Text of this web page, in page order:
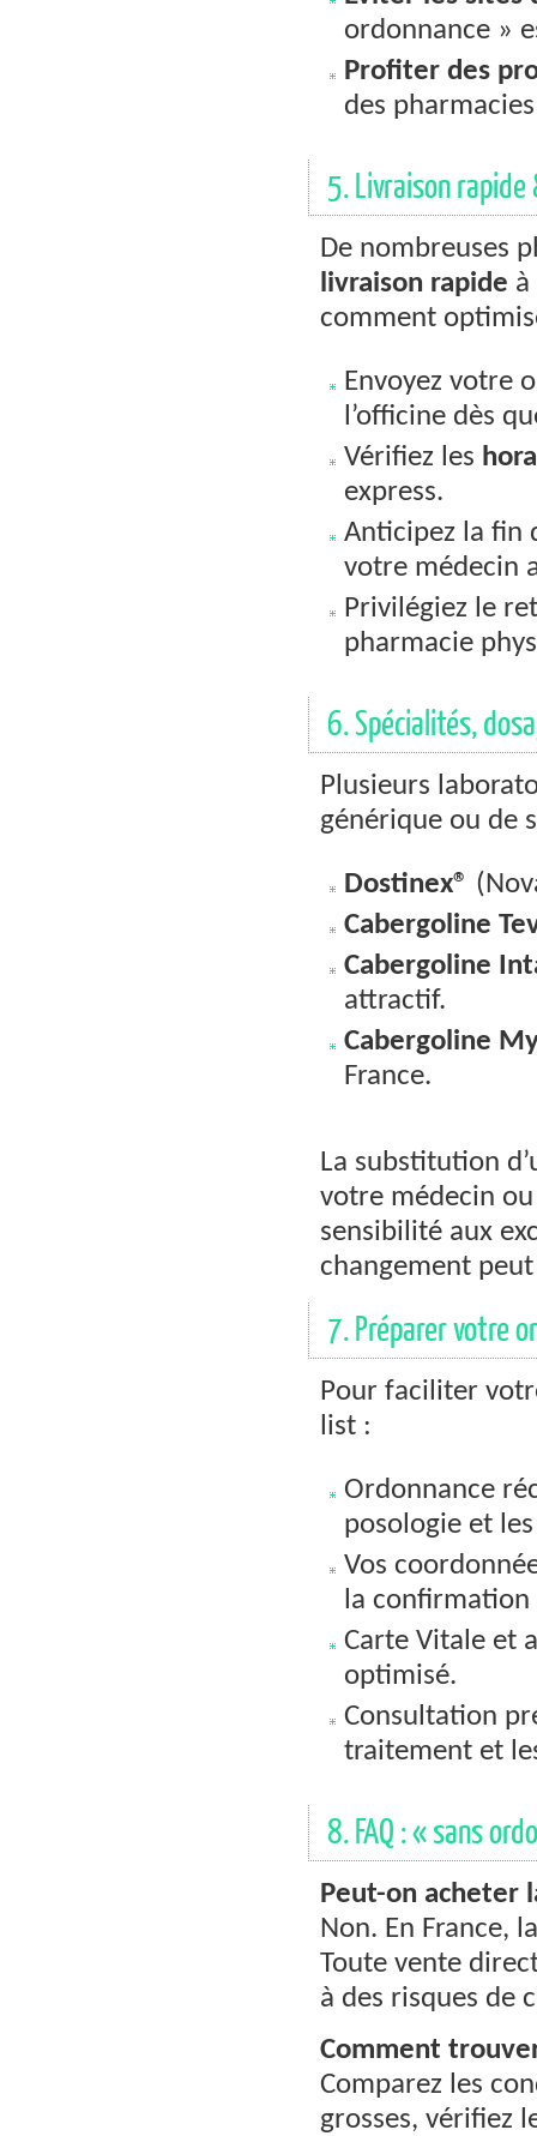
ordonnance »
Profiter des
des
5. Livraison
De nombreuses
livraison rapide
comment
Envoyez votre
l’officine dès
Vérifiez les
express.
Anticipez la fin
votre médecin
Privilégiez le
pharmacie
6. Spécialités,
Plusieurs
générique ou de
Dostinex®
Cabergoline
Cabergoline
attractif.
Cabergoline
France.
La substitution
votre médecin ou
sensibilité aux
changement
7. Préparer votre
Pour faciliter
list :
Ordonnance
posologie et
Vos
la
Carte Vitale et
optimisé.
Consultation
traitement et
8. FAQ : « sans
Peut-on acheter
Non. En France,
Toute vente
à des risques de
Comment
Comparez les
grosses, vérifiez